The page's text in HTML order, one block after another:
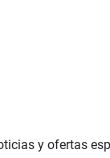
y ofertas